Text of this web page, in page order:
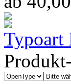
Typoart